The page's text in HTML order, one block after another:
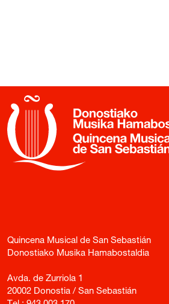
Quincena Musical de San Sebastián
Donostiako Musika Hamabostaldia
Avda. de Zurriola 1
20002 Donostia / San Sebastián